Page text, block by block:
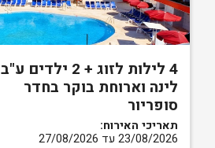
4 לילות לזוג + 2 ילדים ע"ב
לינה וארוחת בוקר בחדר
סופריור
תאריכי האירוח:
23/08/2026 עד 27/08/2026